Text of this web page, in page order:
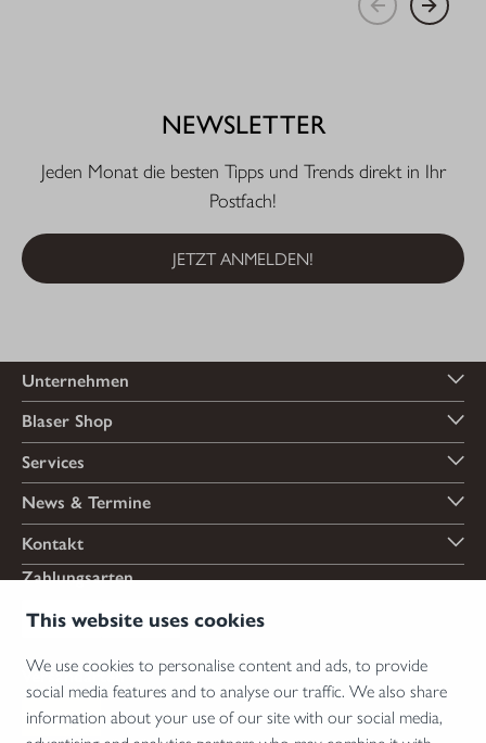
This website uses cookies
We use cookies to personalise content and ads, to provide
social media features and to analyse our traffic. We also share
information about your use of our site with our social media,
NEWSLETTER
Jeden Monat die besten Tipps und Trends direkt in Ihr
Postfach!
JETZT ANMELDEN!
Unternehmen
Blaser Shop
Services
News & Termine
Kontakt
Zahlungsarten
Versandarten